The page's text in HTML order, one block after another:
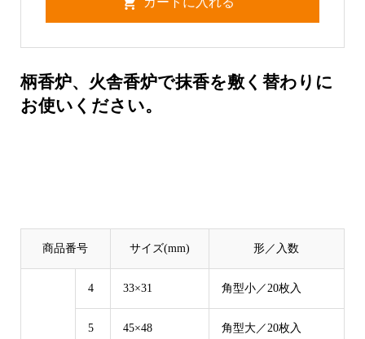
柄香炉、火舎香炉で抹香を敷く替わりに
お使いください。
商品番号 サイズ(mm) 形／入数
4 33×31 角型小／20枚入
5 45×48 角型大／20枚入